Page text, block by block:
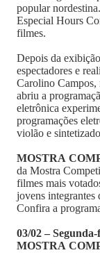
popular
Especial Hours
filmes.
Depois da
espectadores e
Carolino Campos,
abriu a
eletrônica
programações
violão e
MOSTRA
da Mostra
filmes mais
jovens integrantes
Confira a
03/02 –
MOSTRA